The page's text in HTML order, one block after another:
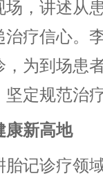
，讲述从
疗信心。
为到场患
坚定规范治
康新高地
记诊疗领